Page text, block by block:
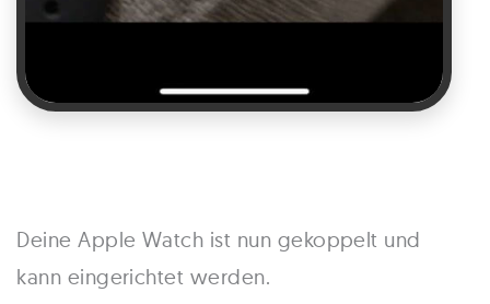
Deine Apple Watch ist nun gekoppelt und
kann eingerichtet werden.